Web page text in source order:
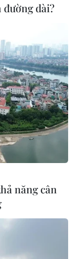
Vietnam+)
dài?
năng cân